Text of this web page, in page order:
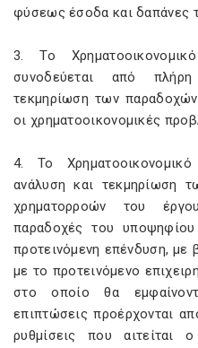
φύσεως έσοδα και δαπάνες
3. To
συνοδεύεται από
τεκμηρίωση των
οι χρηματοοικονομικές
4. Το
ανάλυση και τεκμηρίωση
χρηματορροών του
παραδοχές του
προτεινόμενη επένδυση, με
με το προτεινόμενο
στο οποίο θα
επιπτώσεις προέρχονται
ρυθμίσεις που αιτείται